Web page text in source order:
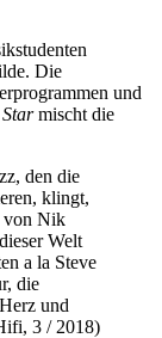
Die
und
mischt die
den die
klingt,
von Nik
Welt
a la Steve
die
und
3 / 2018)